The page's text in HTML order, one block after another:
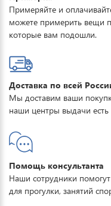
совместно с мембраной
одежды от проникновения
катания в условиях
Примеряйте и
можете примерить вещи
которые вам подошли.
Доставка по всей
Мы доставим ваши
наши центры выдачи
Помощь консультанта
Наши сотрудники
для прогулки, занятий